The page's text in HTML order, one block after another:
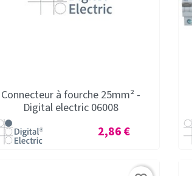
Connecteur à fourche 25mm² -
Digital electric 06008
Prix
2,86 €